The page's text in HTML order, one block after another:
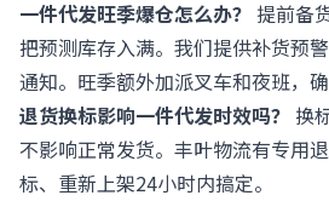
一件代发旺季爆仓怎么办？ 提前备
把预测库存入满。我们提供补货预
通知。旺季额外加派叉车和夜班，确
退货换标影响一件代发时效吗？ 换
不影响正常发货。丰叶物流有专用
标、重新上架24小时内搞定。